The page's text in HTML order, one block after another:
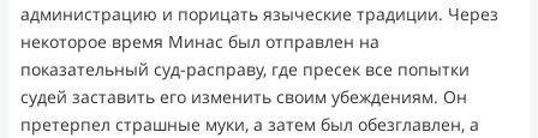
администрацию и порицать языческие традиции. Через
некоторое время Минас был отправлен на
показательный суд-расправу, где пресек все попытки
судей заставить его изменить своим убеждениям. Он
претерпел страшные муки, а затем был обезглавлен, а